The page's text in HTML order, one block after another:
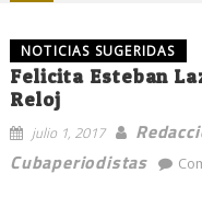
NOTICIAS SUGERIDAS
Felicita Esteban
Reloj
julio 1, 2017
Cubaperiodistas